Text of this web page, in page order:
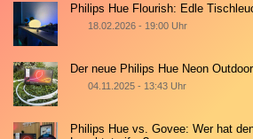
Philips Hue Flourish: Edle
18.02.2026 - 19:00 Uhr
Der neue Philips Hue Neon
04.11.2025 - 13:43 Uhr
Philips Hue vs. Govee: Wer hat